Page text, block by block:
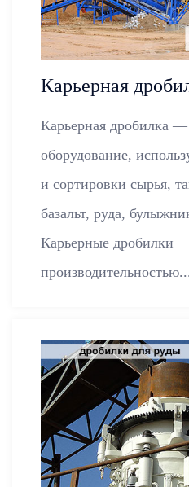
Карьерная
Карьерная дробилка —
оборудование,
и сортировки сырья,
базальт, руда,
Карьерные дробилки
производительностью...